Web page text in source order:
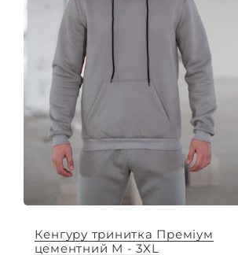
Кенгуру тринитка Преміум
цементний M - 3XL